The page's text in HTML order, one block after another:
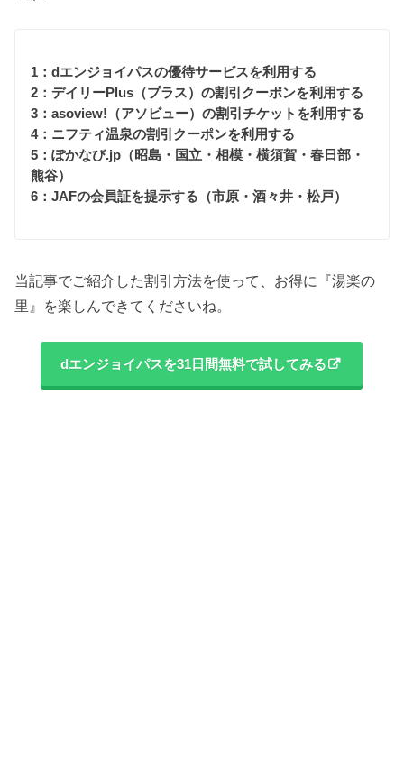
1：dエンジョイパスの優待サービスを利用する
2：デイリーPlus（プラス）の割引クーポンを利用する
3：asoview!（アソビュー）の割引チケットを利用する
4：ニフティ温泉の割引クーポンを利用する
5：ぽかなび.jp（昭島・国立・相模・横須賀・春日部・
熊谷）
6：JAFの会員証を提示する（市原・酒々井・松戸）
当記事でご紹介した割引方法を使って、お得に『湯楽の
里』を楽しんできてくださいね。
dエンジョイパスを31日間無料で試してみる